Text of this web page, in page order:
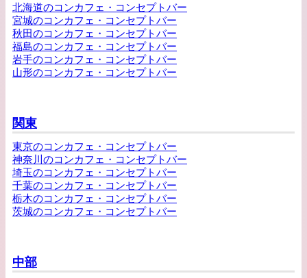
北海道のコンカフェ・コンセプトバー
宮城のコンカフェ・コンセプトバー
秋田のコンカフェ・コンセプトバー
福島のコンカフェ・コンセプトバー
岩手のコンカフェ・コンセプトバー
山形のコンカフェ・コンセプトバー
関東
東京のコンカフェ・コンセプトバー
神奈川のコンカフェ・コンセプトバー
埼玉のコンカフェ・コンセプトバー
千葉のコンカフェ・コンセプトバー
栃木のコンカフェ・コンセプトバー
茨城のコンカフェ・コンセプトバー
中部